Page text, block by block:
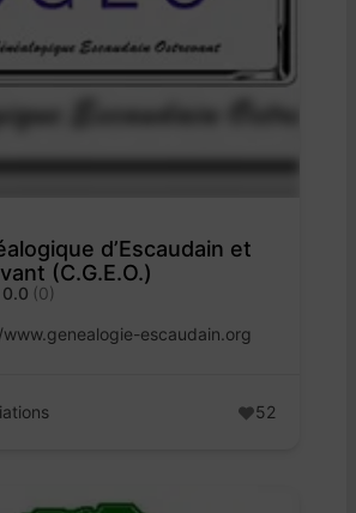
d’Escaudain et
(C.G.E.O.)
0.0 (0)
escaudain.org
52